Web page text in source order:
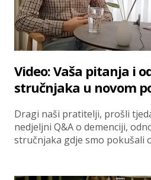
Video: Vaša pitanja i
stručnjaka u novom
Dragi naši pratitelji, prošli
nedjeljni Q&A o demenciji,
stručnjaka gdje smo pokušali